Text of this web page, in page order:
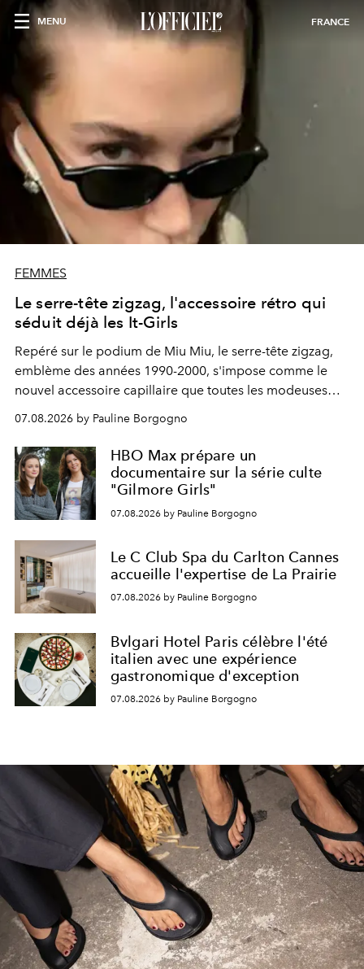
MENU FRANCE
FEMMES
Le serre-tête zigzag, l'accessoire rétro qui
séduit déjà les It-Girls
Repéré sur le podium de Miu Miu, le serre-tête zigzag,
emblème des années 1990-2000, s'impose comme le
nouvel accessoire capillaire que toutes les modeuses
s'arrachent déjà.
07.08.2026 by Pauline Borgogno
HBO Max prépare un
documentaire sur la série culte
"Gilmore Girls"
07.08.2026 by Pauline Borgogno
Le C Club Spa du Carlton Cannes
accueille l'expertise de La Prairie
07.08.2026 by Pauline Borgogno
Bvlgari Hotel Paris célèbre l'été
italien avec une expérience
gastronomique d'exception
07.08.2026 by Pauline Borgogno